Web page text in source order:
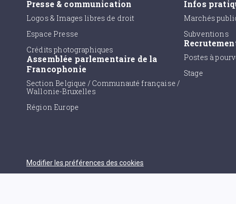
Presse & communication
Logos & Images libres de droit
Espace Presse
Crédits photographiques
Assemblée parlementaire de la
Francophonie
Section Belgique / Communauté française /
Wallonie-Bruxelles
Région Europe
Infos
Marchés
Subventions
Postes à
Stage
Modifier les préférences des cookies